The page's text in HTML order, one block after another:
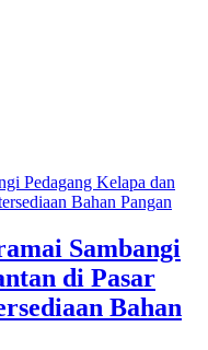
Sambangi
di Pasar
Bahan